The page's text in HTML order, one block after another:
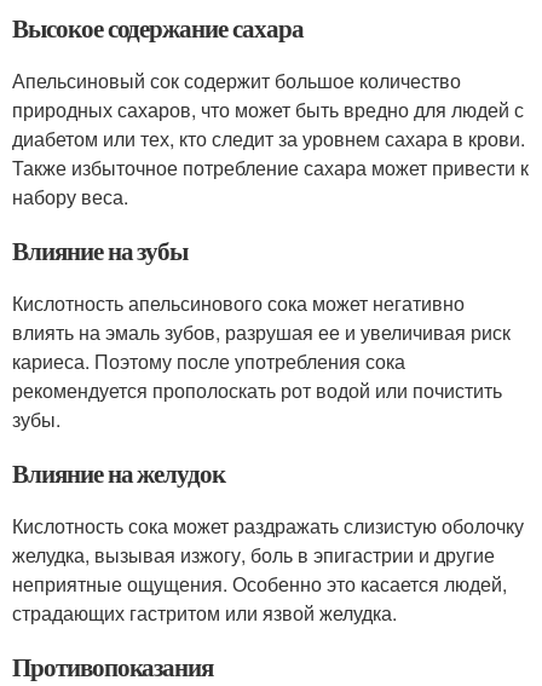
Высокое содержание сахара
Апельсиновый сок содержит большое количество
природных сахаров, что может быть вредно для людей с
диабетом или тех, кто следит за уровнем сахара в крови.
Также избыточное потребление сахара может привести к
набору веса.
Влияние на зубы
Кислотность апельсинового сока может негативно
влиять на эмаль зубов, разрушая ее и увеличивая риск
кариеса. Поэтому после употребления сока
рекомендуется прополоскать рот водой или почистить
зубы.
Влияние на желудок
Кислотность сока может раздражать слизистую оболочку
желудка, вызывая изжогу, боль в эпигастрии и другие
неприятные ощущения. Особенно это касается людей,
страдающих гастритом или язвой желудка.
Противопоказания